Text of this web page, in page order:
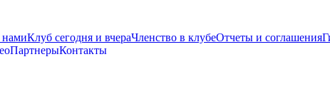
намиКлуб сегодня и вчераЧленство в клубеОтчеты и соглашения
ПартнерыКонтакты